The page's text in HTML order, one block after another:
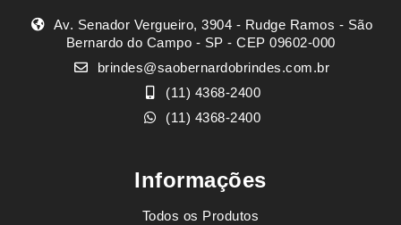
Av. Senador Vergueiro, 3904 - Rudge Ramos - São
Bernardo do Campo - SP - CEP 09602-000
brindes@saobernardobrindes.com.br
(11) 4368-2400
(11) 4368-2400
Informações
Todos os Produtos